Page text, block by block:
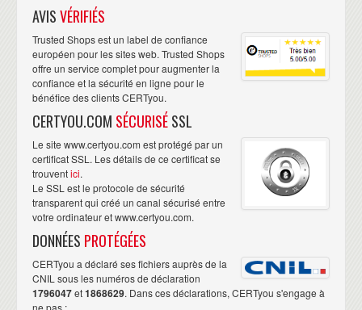
AVISVÉRIFIÉS
Trusted Shops est un label de confiance
européen pour les sites web. Trusted Shops
offre un service complet pour augmenter la
confiance et la sécurité en ligne pour le
bénéfice des clients CERTyou.
CERTYOU.COM SÉCURISÉSSL
Le site www.certyou.com est protégé par un
certificat SSL. Les détails de ce certificat se
trouventici.
Le SSL est le protocole de sécurité
transparent qui créé un canal sécurisé entre
votre ordinateur et www.certyou.com.
DONNÉES PROTÉGÉES
CERTyou a déclaré ses fichiers auprès de la
CNIL sous les numéros de déclaration
1796047et1868629. Dans ces déclarations, CERTyou s'engage à
ne pas :